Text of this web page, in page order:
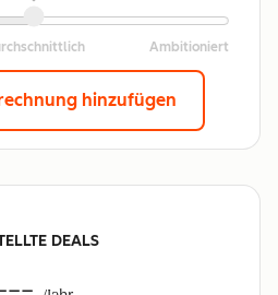
hinzufügen
DEALS